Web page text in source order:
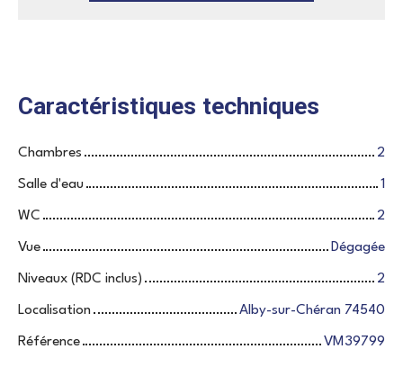
Caractéristiques techniques
Chambres 2
Salle d'eau 1
WC 2
Vue Dégagée
Niveaux (RDC inclus) 2
Localisation Alby-sur-Chéran 74540
Référence VM39799